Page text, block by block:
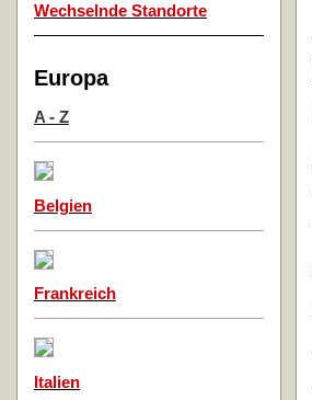
Wechselnde Standorte
Europa
A - Z
Belgien
Frankreich
Italien